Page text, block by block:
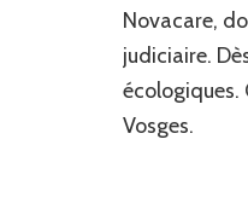
Novacare,
judiciaire.
écologiques.
Vosges.